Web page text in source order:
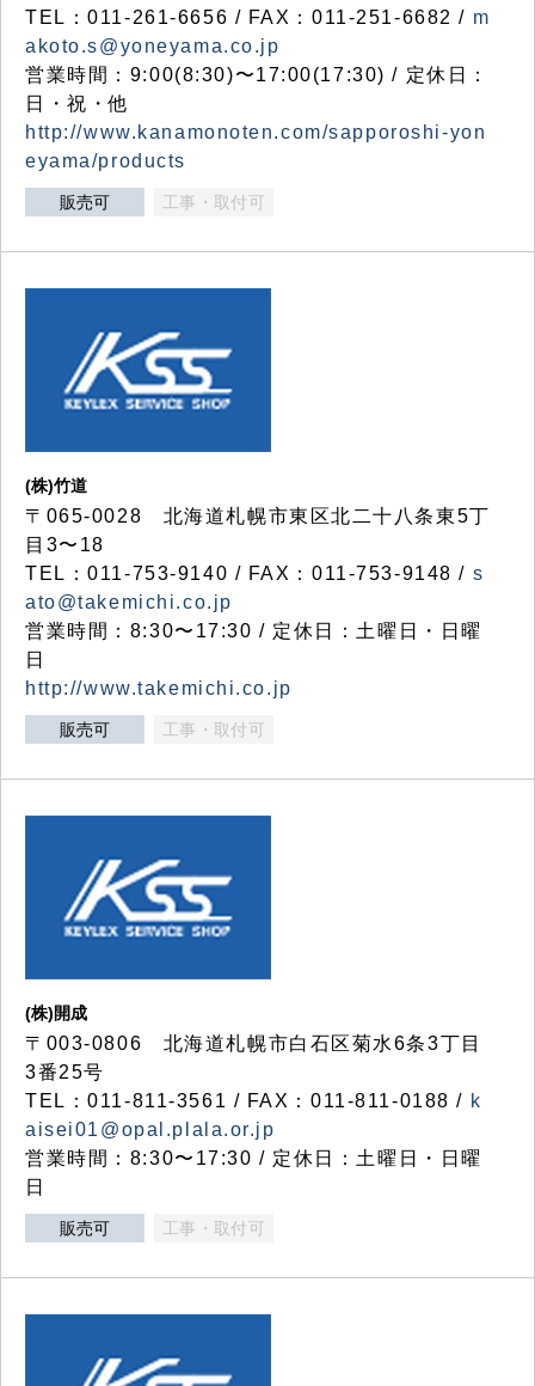
TEL：011-261-6656 / FAX：011-251-6682 / m
akoto.s@yoneyama.co.jp
営業時間：9:00(8:30)〜17:00(17:30) / 定休日：
日・祝・他
http://www.kanamonoten.com/sapporoshi-yon
eyama/products
販売可 工事・取付可
(株)竹道
〒065-0028 北海道札幌市東区北二十八条東5丁
目3〜18
TEL：011-753-9140 / FAX：011-753-9148 / s
ato@takemichi.co.jp
営業時間：8:30〜17:30 / 定休日：土曜日・日曜
日
http://www.takemichi.co.jp
販売可 工事・取付可
(株)開成
〒003-0806 北海道札幌市白石区菊水6条3丁目
3番25号
TEL：011-811-3561 / FAX：011-811-0188 / k
aisei01@opal.plala.or.jp
営業時間：8:30〜17:30 / 定休日：土曜日・日曜
日
販売可 工事・取付可